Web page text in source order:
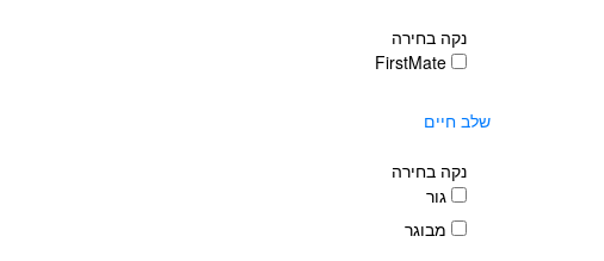
נקה בחירה
FirstMate
שלב חיים
נקה בחירה
גור
מבוגר